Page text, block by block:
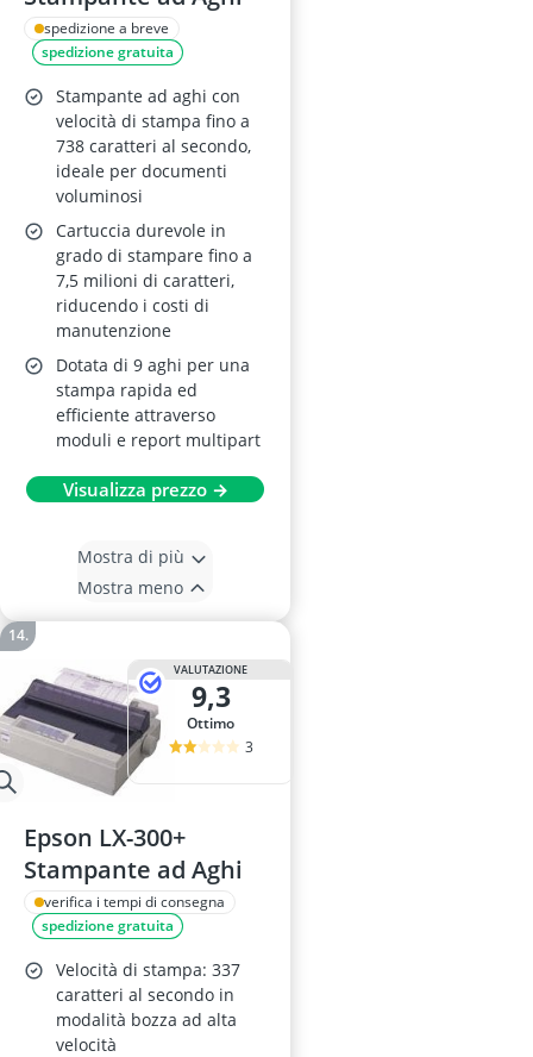
spedizione a breve
spedizione gratuita
Stampante ad aghi con
velocità di stampa fino a
738 caratteri al secondo,
ideale per documenti
voluminosi
Cartuccia durevole in
grado di stampare fino a
7,5 milioni di caratteri,
riducendo i costi di
manutenzione
Dotata di 9 aghi per una
stampa rapida ed
efficiente attraverso
moduli e report multipart
Visualizza prezzo →
Mostra di più
Mostra meno
VALUTAZIONE
9,3
Ottimo
3
Epson LX-300+
Stampante ad Aghi
verifica i tempi di consegna
spedizione gratuita
Velocità di stampa: 337
caratteri al secondo in
modalità bozza ad alta
velocità